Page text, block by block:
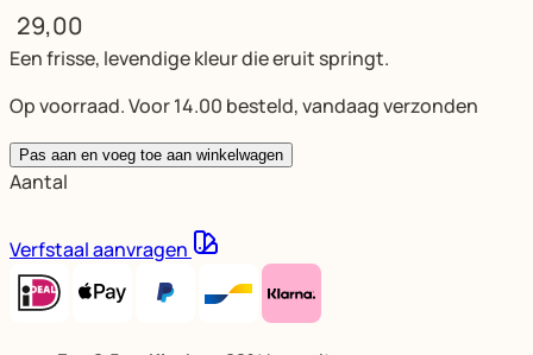
29,00
Een frisse, levendige kleur die eruit springt.
Op voorraad. Voor 14.00 besteld, vandaag verzonden
Pas aan en voeg toe aan winkelwagen
Aantal
Verfstaal aanvragen